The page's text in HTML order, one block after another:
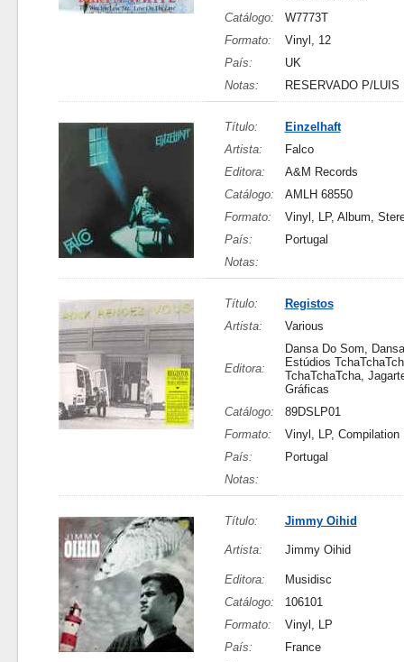
Catálogo:
W7773T
Formato:
Vinyl, 12
País:
UK
Notas:
RESERVADO P/LUIS
Título:
Einzelhaft
Artista:
Falco
Editora:
A&M Records
Catálogo:
AMLH 68550
Formato:
Vinyl, LP, Album,
País:
Portugal
Notas:
Título:
Registos
Artista:
Various
Editora:
Dansa Do Som,
Estúdios
TchaTchaTcha,
Gráficas
Catálogo:
89DSLP01
Formato:
Vinyl, LP, Compilation
País:
Portugal
Notas:
Título: Jimmy Oihid
Artista: Jimmy Oihid
Editora:
Musidisc
Catálogo:
106101
Formato:
Vinyl, LP
País:
France